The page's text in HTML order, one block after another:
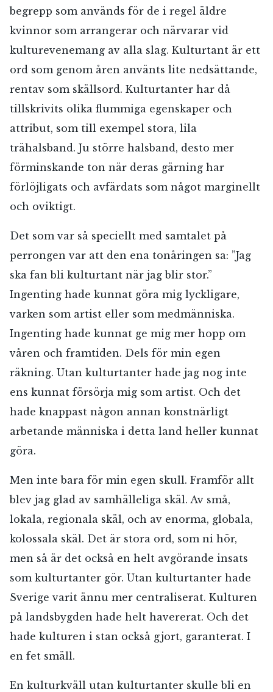
begrepp som används för de i regel äldre
kvinnor som arrangerar och närvarar vid
kulturevenemang av alla slag. Kulturtant är ett
ord som genom åren använts lite nedsättande,
rentav som skällsord. Kulturtanter har då
tillskrivits olika flummiga egenskaper och
attribut, som till exempel stora, lila
trähalsband. Ju större halsband, desto mer
förminskande ton när deras gärning har
förlöjligats och avfärdats som något marginellt
och oviktigt.
Det som var så speciellt med samtalet på
perrongen var att den ena tonåringen sa: ”Jag
ska fan bli kulturtant när jag blir stor.”
Ingenting hade kunnat göra mig lyckligare,
varken som artist eller som medmänniska.
Ingenting hade kunnat ge mig mer hopp om
våren och framtiden. Dels för min egen
räkning. Utan kulturtanter hade jag nog inte
ens kunnat försörja mig som artist. Och det
hade knappast någon annan konstnärligt
arbetande människa i detta land heller kunnat
göra.
Men inte bara för min egen skull. Framför allt
blev jag glad av samhälleliga skäl. Av små,
lokala, regionala skäl, och av enorma, globala,
kolossala skäl. Det är stora ord, som ni hör,
men så är det också en helt avgörande insats
som kulturtanter gör. Utan kulturtanter hade
Sverige varit ännu mer centraliserat. Kulturen
på landsbygden hade helt havererat. Och det
hade kulturen i stan också gjort, garanterat. I
en fet smäll.
En kulturkväll utan kulturtanter skulle bli en